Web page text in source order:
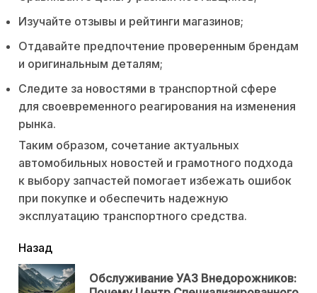
Изучайте отзывы и рейтинги магазинов;
Отдавайте предпочтение проверенным брендам
и оригинальным деталям;
Следите за новостями в транспортной сфере
для своевременного реагирования на изменения
рынка.
Таким образом, сочетание актуальных
автомобильных новостей и грамотного подхода
к выбору запчастей помогает избежать ошибок
при покупке и обеспечить надежную
эксплуатацию транспортного средства.
читать
еще
Назад
Обслуживание УАЗ Внедорожников: